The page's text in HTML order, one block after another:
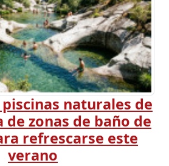
naturales de
de zonas de baño de
refrescarse este
verano